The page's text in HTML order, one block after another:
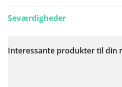
Se på kort
Seværdigheder
Interessante produkter til din